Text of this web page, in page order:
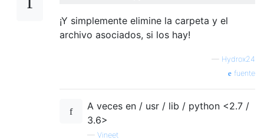
¡Y simplemente elimine la carpeta y el
archivo asociados, si los hay!
— Hydrox24
fuente
A veces en / usr / lib / python <2.7 /
3.6>
— Vineet